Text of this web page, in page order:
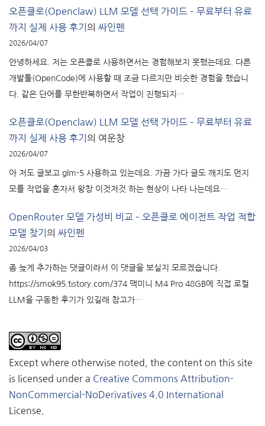
오픈클로(Openclaw) LLM 모델 선택 가이드 – 무료부터 유료
까지 실제 사용 후기 의 싸인펜
2026/04/07
안녕하세요. 저는 오픈클로 사용하면서는 경험해보지 못했는데요. 다른
개발툴(OpenCode)에 사용할 때 조금 다르지만 비슷한 경험을 했습니
다. 같은 단어를 무한반복하면서 작업이 진행되지…
오픈클로(Openclaw) LLM 모델 선택 가이드 – 무료부터 유료
까지 실제 사용 후기 의 여운창
2026/04/07
아 저도 글보고 glm-5 사용하고 있는데요. 가끔 가다 글도 깨지도 먼지
모를 작업을 혼자서 왕창 이것저것 하는 현상이 나타 나는데요…
OpenRouter 모델 가성비 비교 – 오픈클로 에이전트 작업 적합
모델 찾기 의 싸인펜
2026/04/03
좀 늦게 추가하는 댓글이라서 이 댓글을 보실지 모르겠습니다.
https://smok95.tistory.com/374 맥미니 M4 Pro 48GB에 직접 로컬
LLM을 구동한 후기가 있길래 참고가…
Except where otherwise noted, the content on this site
is licensed under a Creative Commons Attribution-
NonCommercial-NoDerivatives 4.0 International
License.